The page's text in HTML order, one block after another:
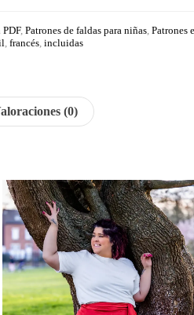
PDF, Patrones de faldas para niñas Patrones
francés incluidas
(0)